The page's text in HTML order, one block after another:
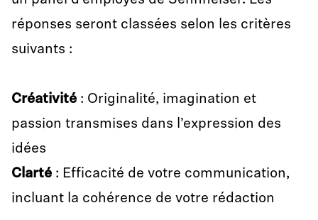
réponses seront classées selon les critères
suivants :
Créativité : Originalité, imagination et
passion transmises dans l’expression des
idées
Clarté : Efficacité de votre communication,
incluant la cohérence de votre rédaction